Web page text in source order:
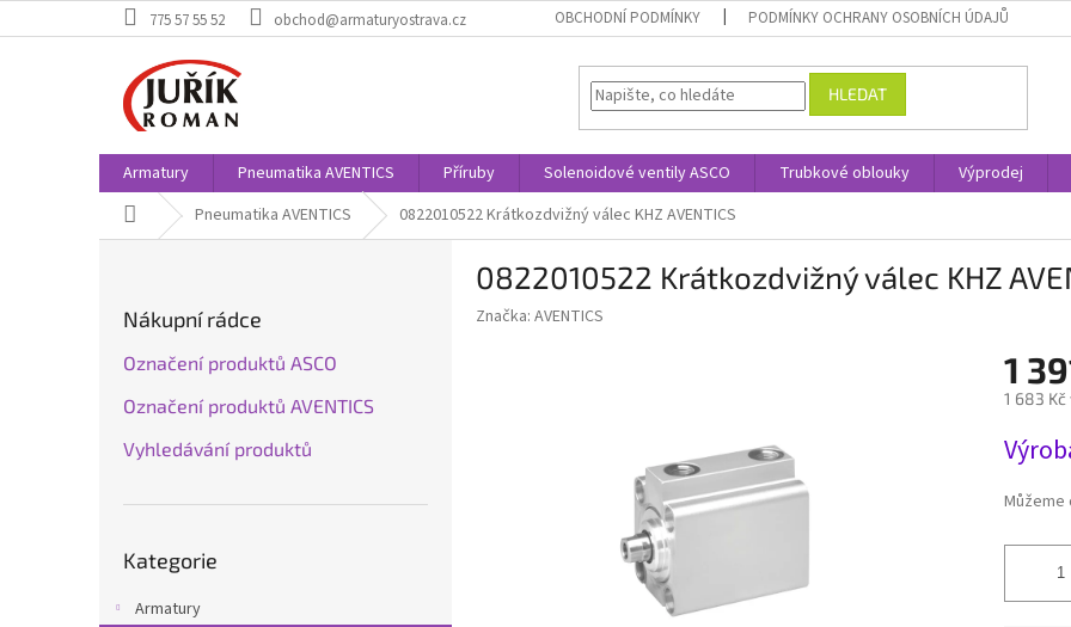
na
775 57 55 52 obchod@armaturyostrava.cz OBCHODNÍ PODMÍNKY PODMÍNKY OCHRANY OSOBNÍCH ÚDAJŮ
HLEDAT
Armatury Pneumatika AVENTICS Příruby Solenoidové ventily ASCO Trubkové oblouky
Výprodej
Domů Pneumatika AVENTICS 0822010522 Krátkozdvižný válec KHZ AVENTICS
Nákupní rádce
Označení produktů ASCO
Označení produktů AVENTICS
Vyhledávání produktů
kategorie
Kategorie
Armatury
0822010522 Krátkozdvižný válec KHZ
Značka: AVENTICS
1
1 683 Kč
cena: